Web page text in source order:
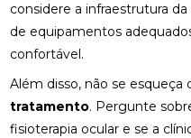
considere a infraestrutura
de equipamentos
confortável.
Além disso, não se esqueça
tratamento. Pergunte
fisioterapia ocular e se a
FISIOTERAPIA: BENEFÍCIOS E IMPORTÂNCIA DA
REABILITAÇÃO FÍSICA
SUA SAÚDE
FISIOTERAPIA: